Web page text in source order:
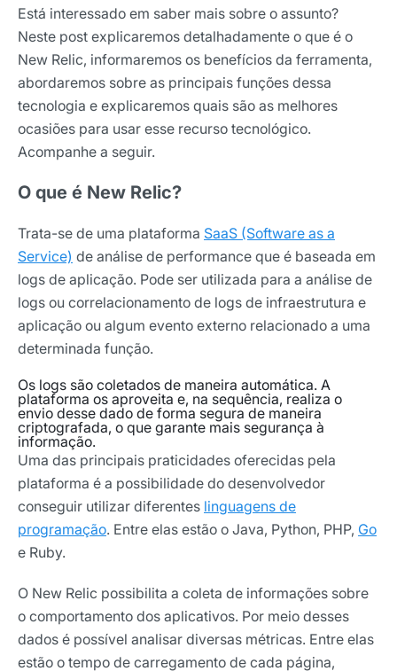
Está interessado em saber mais sobre o assunto?
Neste post explicaremos detalhadamente o que é o
New Relic, informaremos os benefícios da ferramenta,
abordaremos sobre as principais funções dessa
tecnologia e explicaremos quais são as melhores
ocasiões para usar esse recurso tecnológico.
Acompanhe a seguir.
O que é New Relic?
Trata-se de uma plataforma SaaS (Software as a
Service) de análise de performance que é baseada em
logs de aplicação. Pode ser utilizada para a análise de
logs ou correlacionamento de logs de infraestrutura e
aplicação ou algum evento externo relacionado a uma
determinada função.
Os logs são coletados de maneira automática. A
plataforma os aproveita e, na sequência, realiza o
envio desse dado de forma segura de maneira
criptografada, o que garante mais segurança à
informação.
Uma das principais praticidades oferecidas pela
plataforma é a possibilidade do desenvolvedor
conseguir utilizar diferentes linguagens de
programação. Entre elas estão o Java, Python, PHP, Go
e Ruby.
O New Relic possibilita a coleta de informações sobre
o comportamento dos aplicativos. Por meio desses
dados é possível analisar diversas métricas. Entre elas
estão o tempo de carregamento de cada página,